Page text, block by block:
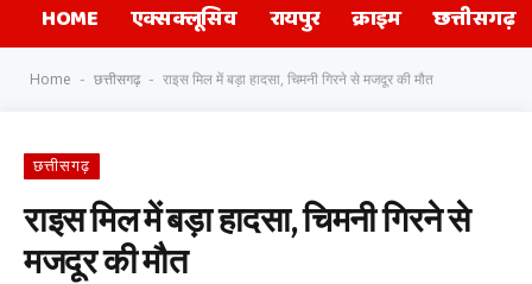
HOME एक्सक्लूसिव रायपुर क्राइम छत्तीसगढ़
Home - छत्तीसगढ़ - राइस मिल में बड़ा हादसा, चिमनी गिरने से मजदूर की मौत
छत्तीसगढ़
राइस मिल में बड़ा हादसा, चिमनी गिरने से
मजदूर की मौत